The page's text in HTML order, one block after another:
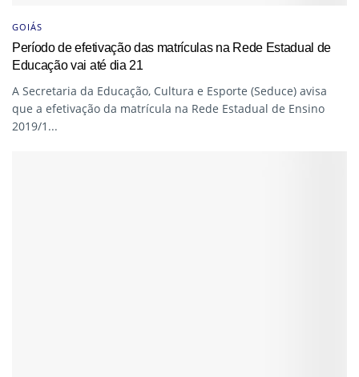
GOIÁS
Período de efetivação das matrículas na Rede Estadual de
Educação vai até dia 21
A Secretaria da Educação, Cultura e Esporte (Seduce) avisa
que a efetivação da matrícula na Rede Estadual de Ensino
2019/1...